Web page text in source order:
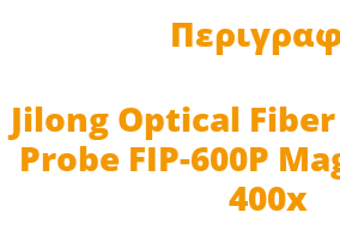
Jilong Optical
Probe FIP-600P
400x